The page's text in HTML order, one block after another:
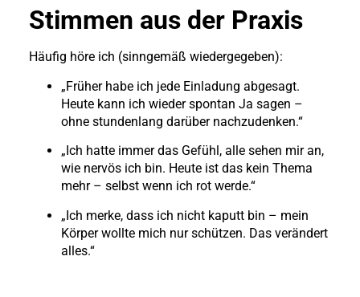
Stimmen aus der Praxis
Häufig höre ich (sinngemäß wiedergegeben):
„Früher habe ich jede Einladung abgesagt.
Heute kann ich wieder spontan Ja sagen –
ohne stundenlang darüber nachzudenken.“
„Ich hatte immer das Gefühl, alle sehen mir an,
wie nervös ich bin. Heute ist das kein Thema
mehr – selbst wenn ich rot werde.“
„Ich merke, dass ich nicht kaputt bin – mein
Körper wollte mich nur schützen. Das verändert
alles.“